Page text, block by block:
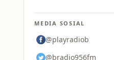
MEDIA SOSIAL
@playradiob
@bradio956fm